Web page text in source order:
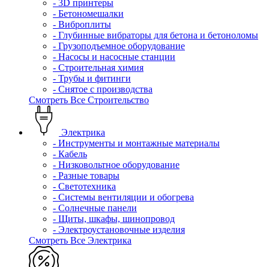
- 3D принтеры
- Бетономешалки
- Виброплиты
- Глубинные вибраторы для бетона и бетоноломы
- Грузоподъемное оборудование
- Насосы и насосные станции
- Строительная химия
- Трубы и фитинги
- Снятое с производства
Смотреть Все Строительство
Электрика
- Инструменты и монтажные материалы
- Кабель
- Низковольтное оборудование
- Разные товары
- Светотехника
- Системы вентиляции и обогрева
- Солнечные панели
- Щиты, шкафы, шинопровод
- Электроустановочные изделия
Смотреть Все Электрика